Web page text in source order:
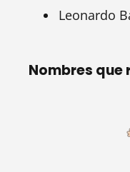
Leonardo
Nombres que